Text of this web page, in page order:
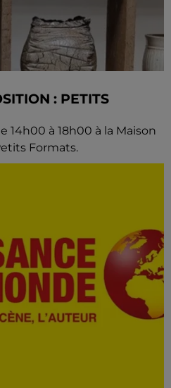
: PETITS
14h00 à 18h00 à la Maison
Formats.